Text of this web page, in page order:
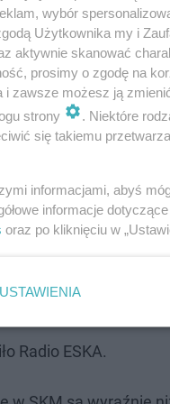
na poziomie 1,2
Dopiero po
Radio ESKA.
wybór
Użytkownika my i
aktywnie skanować
prosimy o zgodę na
i zawsze możesz ją
strony
. Niektóre
się takiemu
informacjami, abyś
informacje
oraz po kliknięciu w
USTAWIENIA